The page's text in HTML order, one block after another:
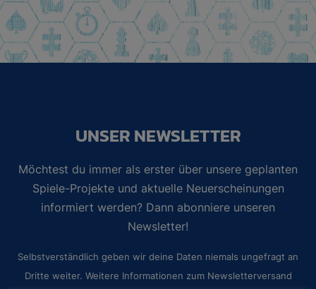
UNSER NEWSLETTER
Möchtest du immer als erster über unsere geplanten
Spiele-Projekte und aktuelle Neuerscheinungen
informiert werden? Dann abonniere unseren
Newsletter!
Selbstverständlich geben wir deine Daten niemals ungefragt an
Dritte weiter. Weitere Informationen zum Newsletterversand